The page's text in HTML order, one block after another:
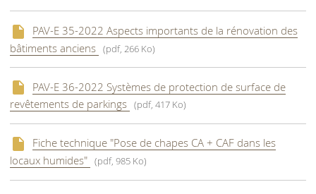
PAV-E 35-2022 Aspects importants de la rénovation des
bâtiments anciens
(pdf, 266 Ko)
PAV-E 36-2022 Systèmes de protection de surface de
revêtements de parkings
(pdf, 417 Ko)
Fiche technique "Pose de chapes CA + CAF dans les
locaux humides"
(pdf, 985 Ko)